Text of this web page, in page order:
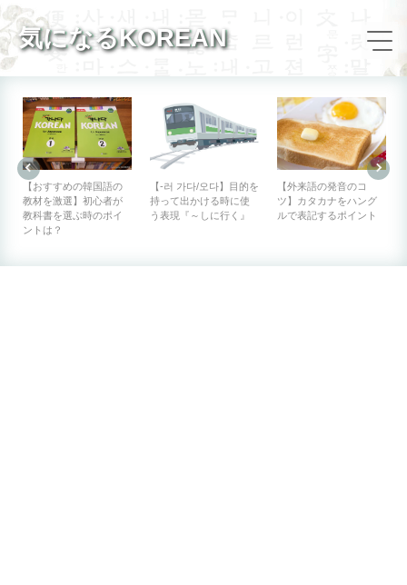
気になるKOREAN
【おすすめの韓国語の
教材を激選】初心者が
教科書を選ぶ時のポイ
ントは？
【-러 가다/오다】目的を
持って出かける時に使
う表現『～しに行く』
【外来語の発音のコ
ツ】カタカナをハング
ルで表記するポイント